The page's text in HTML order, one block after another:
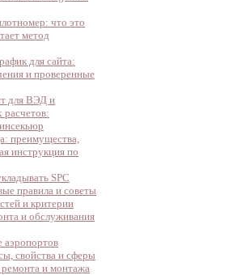
что это
метод
для сайта:
и проверенные
для ВЭД и
преимущества,
инструкция по
SPC
правила и советы
и критерии
и обслуживания
аэропортов
свойства и сферы
и монтажа